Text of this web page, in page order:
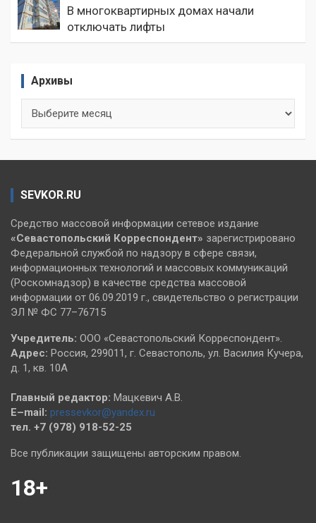
В многоквартирных домах начали
отключать лифты
Архивы
SEVKOR.RU
Средство массовой информации сетевое издание
«Севастопольский Корреспондент» зарегистрировано
Федеральной службой по надзору в сфере связи,
информационных технологий и массовых коммуникаций
(Роскомнадзор) в качестве средства массовой
информации от 06.09.2019 г., свидетельство о регистрации
ЭЛ № ФС 77–76715
Учредитель: ООО «Севастопольский Корреспондент».
Адрес: Россия, 299011, г. Севастополь, ул. Василия Кучера,
д. 1, кв. 10А
Главный редактор: Мацкевич А.В.
E–mail: pressevkor@yandex.ru
тел. +7 (978) 918-52-25
Все публикации защищены авторским правом.
18+